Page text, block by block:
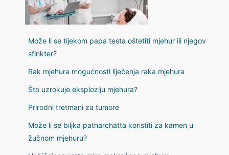
Može li se tijekom papa testa oštetiti mjehur ili njegov
sfinkter?
Rak mjehura mogućnosti liječenja raka mjehura
Što uzrokuje eksploziju mjehura?
Prirodni tretmani za tumore
Može li se biljka patharchatta koristiti za kamen u
žučnom mjehuru?